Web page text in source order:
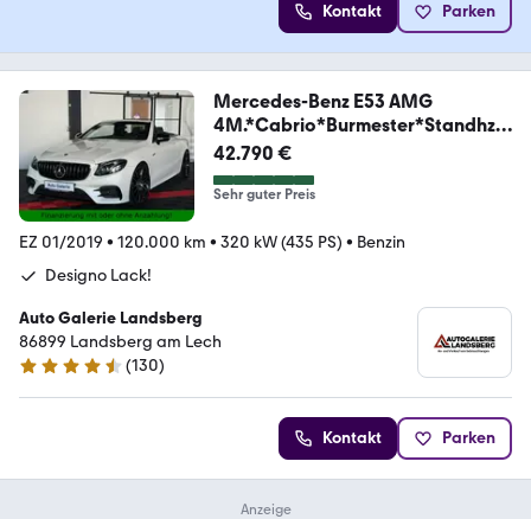
Kontakt Parken
Mercedes-Benz E53 AMG
4M.*Cabrio*Burmester*Standhzg.
*Massage*
42.790 €
Sehr guter Preis
EZ 01/2019 • 120.000 km • 320 kW (435 PS) • Benzin
Designo Lack!
Auto Galerie Landsberg
86899 Landsberg am Lech
4.4 Sterne
(130)
Kontakt Parken